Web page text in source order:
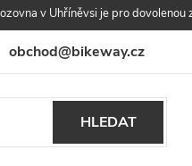
v Uhříněvsi je pro
obchod@bikeway.cz
údajů Vrácení a reklamace
HLEDAT